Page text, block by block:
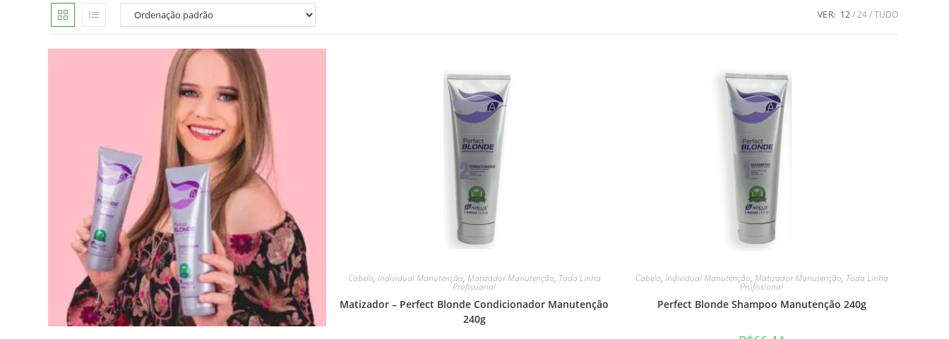
VER: 12 24 TUDO
Cabelo, Individual Manutenção, Matizador Manutenção, Toda Linha
Profissional
Matizador – Perfect Blonde Condicionador Manutenção
240g
Cabelo, Individual Manutenção, Matizador Manutenção, Toda Linha
Profissional
Perfect Blonde Shampoo Manutenção 240g